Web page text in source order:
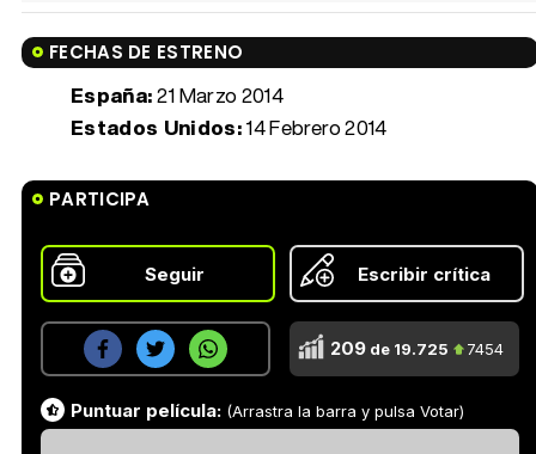
FECHAS DE ESTRENO
España:21 Marzo 2014
Estados Unidos:14 Febrero 2014
PARTICIPA
Seguir Escribir crítica
209de 19.725 7454
Puntuar película: (Arrastra la barra y pulsa Votar)